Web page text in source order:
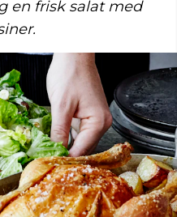
en frisk salat med